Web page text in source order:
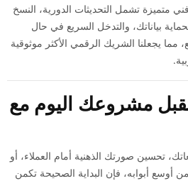
متميزة تشمل التحديثات الدورية، النسخ
بياناتك، والتدخل السريع في حال
يجعلنا الشريك الرقمي الأكثر موثوقية
مشروعك اليوم مع
تحسين صورتك الذهنية أمام العملاء، أو
أوسع أبوابه، فإن البداية الصحيحة تكمن